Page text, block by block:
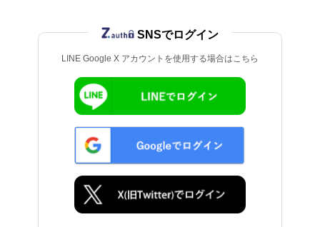
LINE Google X アカウントを使用する場合はこちら
SNSでログイン